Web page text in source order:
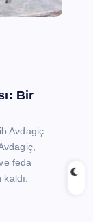
Bir
Avdagiç
feda